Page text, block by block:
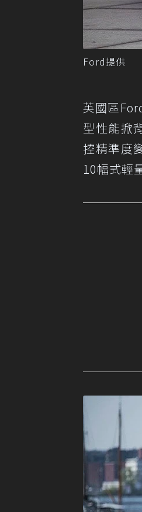
Ford提供
英國區
型性能掀
控精準度
10幅式輕